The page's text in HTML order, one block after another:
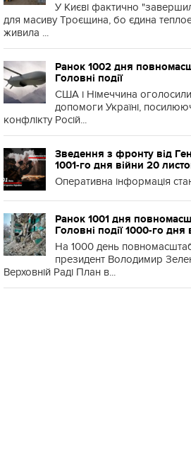
У Києві фактично
для масиву Троєщина, бо єдина
живила ...
Ранок 1002 дня
Головні події
США і Німеччина
допомоги Україні,
конфлікту Росій...
Зведення з фронту від
1001-го дня війни 20
Оперативна інформація
Ранок 1001 дня
Головні події 1000-го дня
На 1000 день
президент Володимир
Верховній Раді План в...